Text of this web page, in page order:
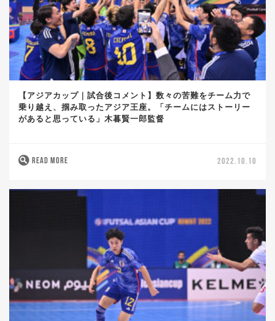
【アジアカップ｜試合後コメント】数々の苦難をチーム力で
乗り越え、掴み取ったアジア王座。「チームにはストーリー
があると思っている」木暮賢一郎監督
READ MORE 2022.10.10